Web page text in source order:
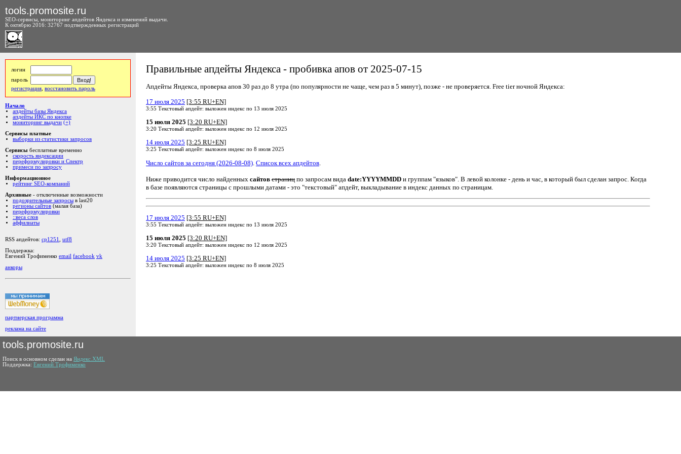
tools.promosite.ru
SEO-сервисы, мониторинг апдейтов Яндекса и изменений выдачи.
К октябрю 2016: 32767 подтвержденных регистраций
логин
пароль
регистрация восстановить пароль
Начало
апдейты базы Яндекса
апдейты ИКС по кнопке
мониторинг выдачи (+)
Сервисы платные
выборки из статистики запросов
Сервисы бесплатные временно
скорость яндексации
переформулировки и Спектр
примеси по запросу
Информационное
рейтинг SEO-компаний
Архивные - отключенные возможности
подозрительные запросы в last20
регионы сайтов (малая база)
переформулировки
::веса слов
аффилиаты
RSS апдейтов: cp1251
utf8
Поддержка:
Евгений Трофименко email facebook vk
анкоры
партнерская программа
реклама на сайте
Правильные апдейты Яндекса - пробивка апов от 2025-07-15
Апдейты Яндекса, проверка апов 30 раз до 8 утра (по популярности не чаще, чем раз в 5 минут), позже - не проверяется. Free tier ночной Яндекса:
17 июля 2025 [3:55 RU+EN]
3:55 Текстовый апдейт: выложен индекс по 13 июля 2025
15 июля 2025 [3:20 RU+EN]
3:20 Текстовый апдейт: выложен индекс по 12 июля 2025
14 июля 2025 [3:25 RU+EN]
3:25 Текстовый апдейт: выложен индекс по 8 июля 2025
Число сайтов за сегодня (2026-08-08) Список всех апдейтов
Ниже приводится число найденных сайтов страниц по запросам вида date:YYYYMMDD и группам "языков". В левой колонке - день и час, в который был сделан запрос. Когда
в базе появляются страницы с прошлыми датами - это "текстовый" апдейт, выкладывание в индекс данных по страницам.
17 июля 2025 [3:55 RU+EN]
3:55 Текстовый апдейт: выложен индекс по 13 июля 2025
15 июля 2025 [3:20 RU+EN]
3:20 Текстовый апдейт: выложен индекс по 12 июля 2025
14 июля 2025 [3:25 RU+EN]
3:25 Текстовый апдейт: выложен индекс по 8 июля 2025
tools.promosite.ru
Поиск в основном сделан на Яндекс.XML
Поддержка: Евгений Трофименко